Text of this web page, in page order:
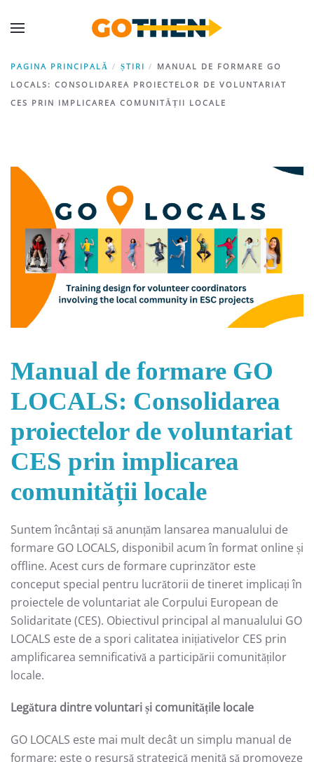
PAGINA PRINCIPALĂ ȘTIRI
MANUAL DE FORMARE GO
LOCALS: CONSOLIDAREA PROIECTELOR DE VOLUNTARIAT
CES PRIN IMPLICAREA COMUNITĂȚII LOCALE
Manual de formare GO
LOCALS: Consolidarea
proiectelor de voluntariat
CES prin implicarea
comunității locale
Suntem încântați să anunțăm lansarea manualului de
formare GO LOCALS, disponibil acum în format online și
offline. Acest curs de formare cuprinzător este
conceput special pentru lucrătorii de tineret implicați în
proiectele de voluntariat ale Corpului European de
Solidaritate (CES). Obiectivul principal al manualului GO
LOCALS este de a spori calitatea inițiativelor CES prin
amplificarea semnificativă a participării comunităților
locale.
Legătura dintre voluntari și comunitățile locale
GO LOCALS este mai mult decât un simplu manual de
formare; este o resursă strategică menită să promoveze